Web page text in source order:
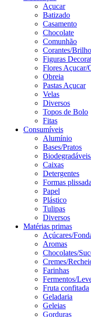
Açucar
Batizado
Casamento
Chocolate
Comunhão
Corantes/
Figuras
Flores Açucar/
Obreia
Pastas Açucar
Velas
Diversos
Topos de Bolo
Fitas
Consumíveis
Alumínio
Bases/Pratos
Caixas
Detergentes
Formas
Papel
Plástico
Tulipas
Diversos
Matérias primas
Açúcares/
Aromas
Chocolates/
Cremes/
Farinhas
Fermentos/
Fruta confitada
Geladaria
Geleias
Gorduras